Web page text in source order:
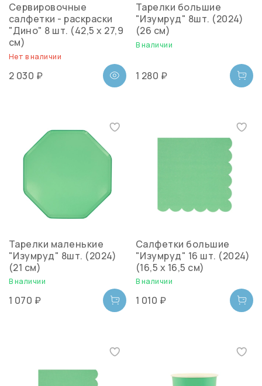
Сервировочные
салфетки - раскраски
"Дино" 8 шт. (42,5 x 27,9
см)
Нет в наличии
2 030 ₽
Тарелки большие
"Изумруд" 8шт. (2024)
(26 см)
В наличии
1 280 ₽
Тарелки маленькие
"Изумруд" 8шт. (2024)
(21 см)
В наличии
1 070 ₽
Салфетки большие
"Изумруд" 16 шт. (2024)
(16,5 х 16,5 см)
В наличии
1 010 ₽